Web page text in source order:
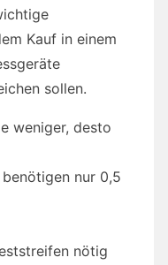
Kauf in einem
sollen.
weniger, desto
nur 0,5
nötig